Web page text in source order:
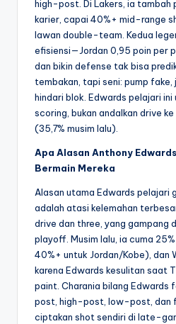
high-post. Di Lakers, ia
karier, capai 40%+ mid-range
lawan double-team. Kedua
efisiensi—Jordan 0,95 poin per
dan bikin defense tak bisa
tembakan, tapi seni: pump
hindari blok. Edwards pelajari
scoring, bukan andalkan drive
(35,7% musim lalu).
Apa Alasan Anthony
Bermain Mereka
Alasan utama Edwards pelajari
adalah atasi kelemahan
drive dan three, yang gampang
playoff. Musim lalu, ia cuma
40%+ untuk Jordan/Kobe), dan
karena Edwards kesulitan saat
paint. Charania bilang Edwards
post, high-post, low-post, dan
ciptakan shot sendiri di late-